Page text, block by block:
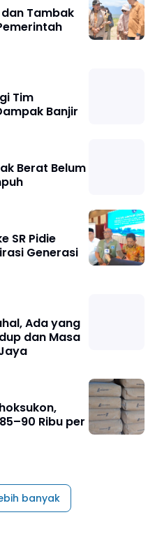
Tambak
Tim
Banjir
Berat Belum
SR Pidie
Generasi
Ada yang
dan Masa
Ribu per
banyak